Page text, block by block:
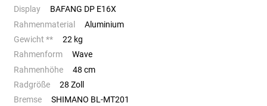
Display
BAFANG DP E16X
Rahmenmaterial
Aluminium
Gewicht **
22 kg
Rahmenform
Wave
Rahmenhöhe
48 cm
Radgröße
28 Zoll
Bremse
SHIMANO BL-MT201